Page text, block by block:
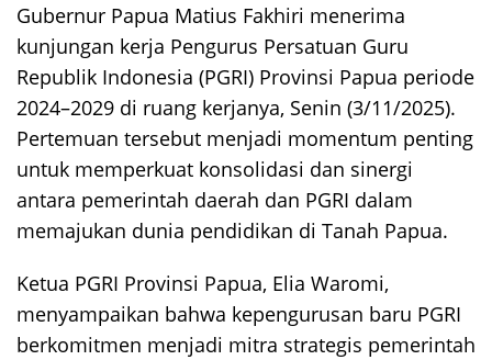
Gubernur Papua Matius Fakhiri menerima
kunjungan kerja Pengurus Persatuan Guru
Republik Indonesia (PGRI) Provinsi Papua periode
2024–2029 di ruang kerjanya, Senin (3/11/2025).
Pertemuan tersebut menjadi momentum penting
untuk memperkuat konsolidasi dan sinergi
antara pemerintah daerah dan PGRI dalam
memajukan dunia pendidikan di Tanah Papua.
Ketua PGRI Provinsi Papua, Elia Waromi,
menyampaikan bahwa kepengurusan baru PGRI
berkomitmen menjadi mitra strategis pemerintah